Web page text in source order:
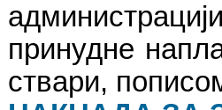
принудне
ствари,